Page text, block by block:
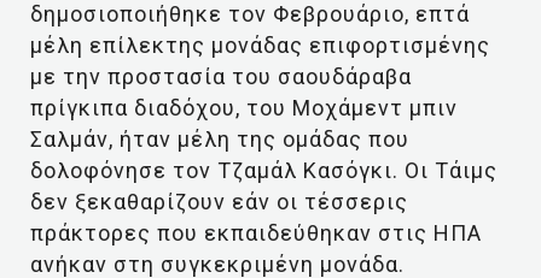
δημοσιοποιήθηκε τον Φεβρουάριο, επτά
μέλη επίλεκτης μονάδας επιφορτισμένης
με την προστασία του σαουδάραβα
πρίγκιπα διαδόχου, του Μοχάμεντ μπιν
Σαλμάν, ήταν μέλη της ομάδας που
δολοφόνησε τον Τζαμάλ Κασόγκι. Οι Τάιμς
δεν ξεκαθαρίζουν εάν οι τέσσερις
πράκτορες που εκπαιδεύθηκαν στις ΗΠΑ
ανήκαν στη συγκεκριμένη μονάδα.